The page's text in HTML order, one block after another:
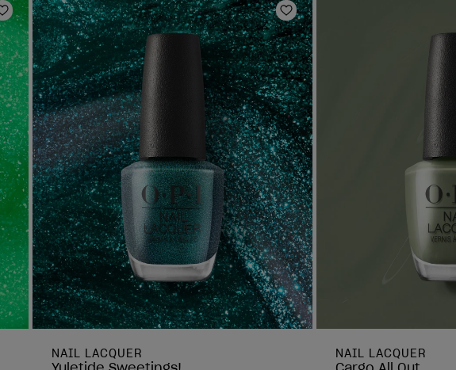
Añadir a la lista de deseos Añadir a la lista de deseos
NAIL LACQUER NAIL LACQUER